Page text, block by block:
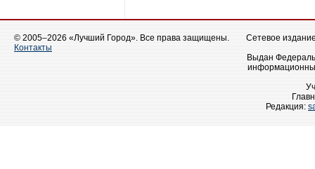
© 2005–2026 «Лучший Город». Все права защищены.
Контакты
Сетевое
Выдан
Редакция: